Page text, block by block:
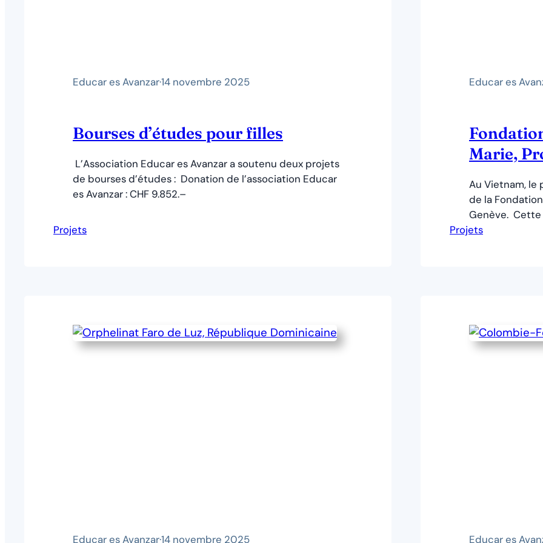
Educar es Avanzar·14 novembre 2025
Bourses d’études pour filles
L’Association Educar es Avanzar a soutenu deux projets
de bourses d’études : Donation de l’association Educar
es Avanzar : CHF 9.852.–
Projets
Educar es
Marie,
Au Vietnam, le
de la
Genève.
besoins
Projets
Educar es Avanzar·14 novembre 2025 Educar es